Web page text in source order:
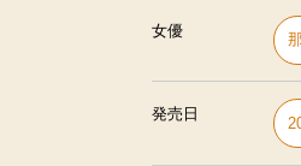
女優
発売日